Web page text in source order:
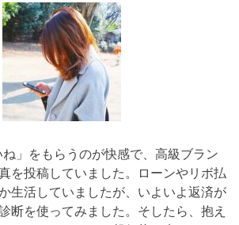
ね」をもらうのが快感で、高級ブラン
を投稿していました。ローンやリボ払
生活していましたが、いよいよ返済が
断を使ってみました。そしたら、抱え